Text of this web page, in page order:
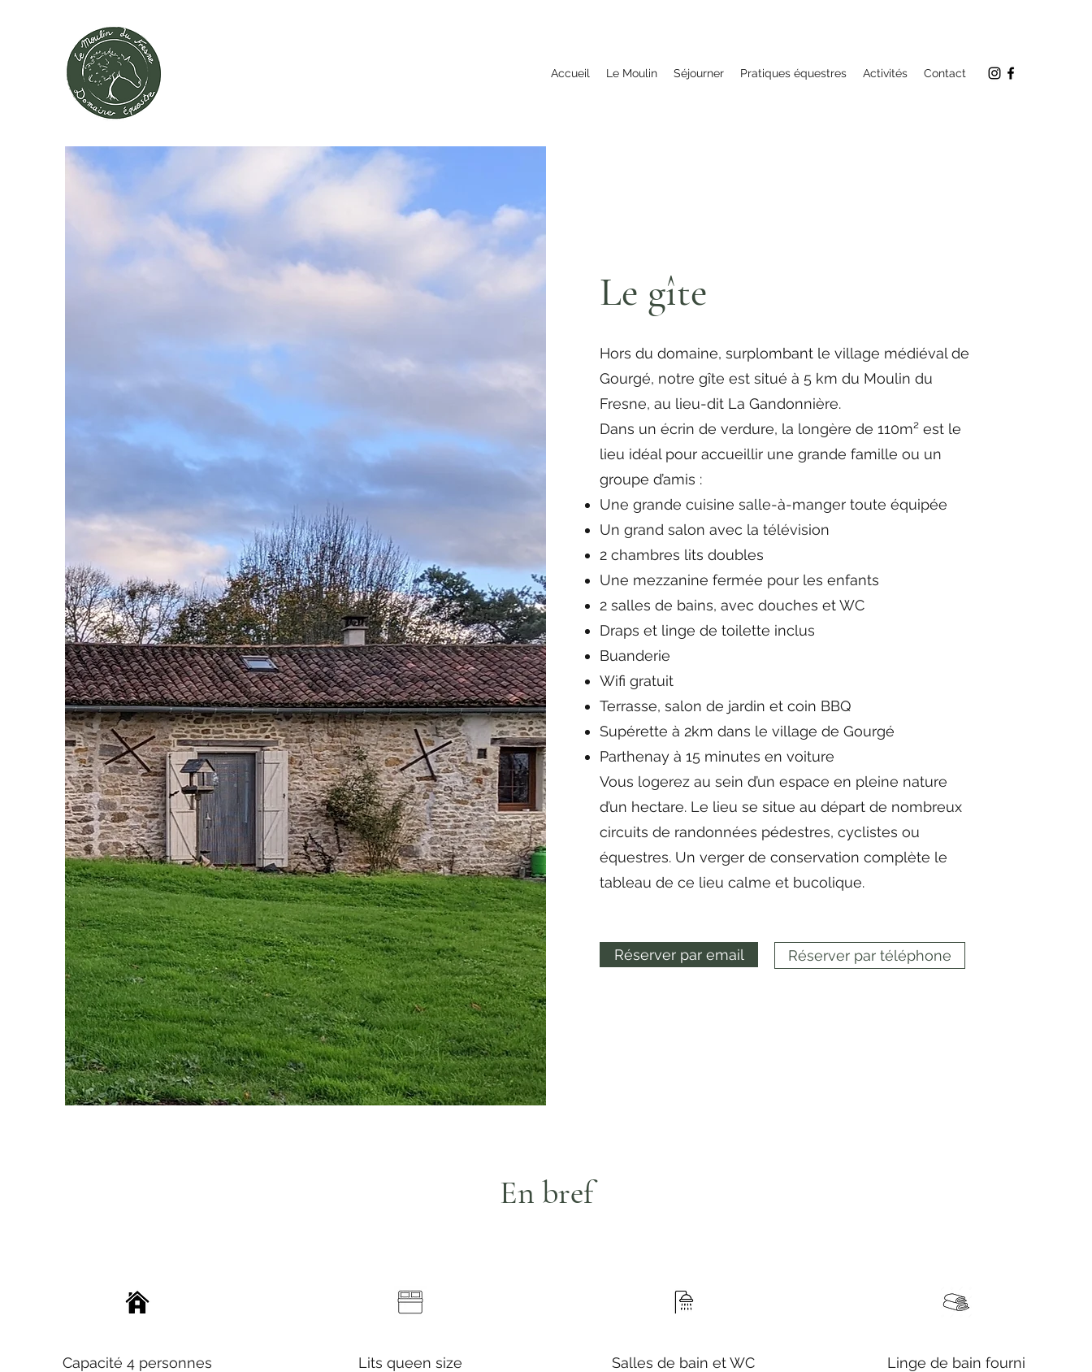
Accueil Le Moulin Séjourner Pratiques équestres Activités Contact
Le gîte
Hors du domaine, surplombant le village médiéval de
Gourgé, notre gîte est situé à 5 km du Moulin du
Fresne, au lieu-dit La Gandonnière.
Dans un écrin de verdure, la longère de 110m² est le
lieu idéal pour accueillir une grande famille ou un
groupe d’amis :
Une grande cuisine salle-à-manger toute équipée
Un grand salon avec la télévision
2 chambres lits doubles
Une mezzanine fermée pour les enfants
2 salles de bains, avec douches et WC
Draps et linge de toilette inclus
Buanderie
Wifi gratuit
Terrasse, salon de jardin et coin BBQ
Supérette à 2km dans le village de Gourgé
Parthenay à 15 minutes en voiture
Vous logerez au sein d’un espace en pleine nature
d’un hectare. Le lieu se situe au départ de nombreux
circuits de randonnées pédestres, cyclistes ou
équestres. Un verger de conservation complète le
tableau de ce lieu calme et bucolique.
Réserver par email Réserver par téléphone
En bref
Capacité 4 personnes
Lits queen size
Salles de bain et WC
Linge de bain fourni